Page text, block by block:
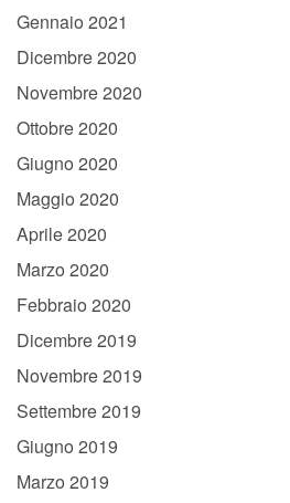
Gennaio 2021
Dicembre 2020
Novembre 2020
Ottobre 2020
Giugno 2020
Maggio 2020
Aprile 2020
Marzo 2020
Febbraio 2020
Dicembre 2019
Novembre 2019
Settembre 2019
Giugno 2019
Marzo 2019